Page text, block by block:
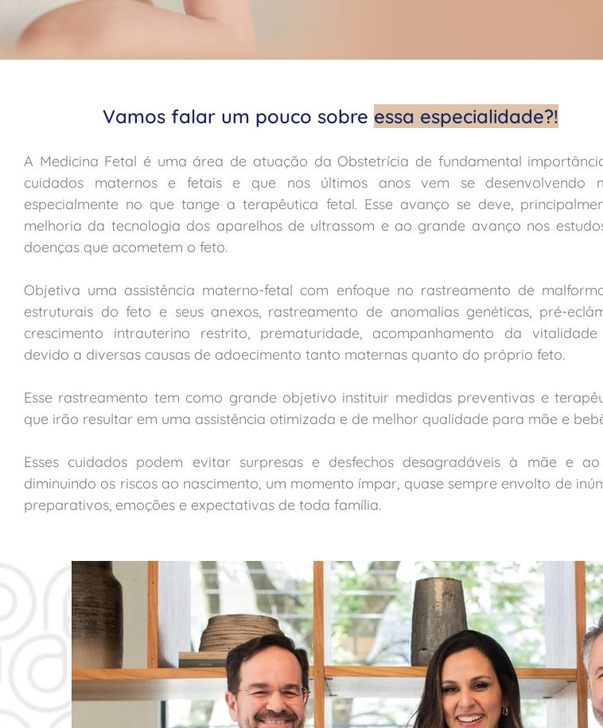
Vamos falar um pouco sobre essa especialidade?!
A Medicina Fetal é uma área de atuação da Obstetrícia de fundamental
cuidados maternos e fetais e que nos últimos anos vem se desenvolvendo
especialmente no que tange a terapêutica fetal. Esse avanço se deve,
melhoria da tecnologia dos aparelhos de ultrassom e ao grande avanço nos
doenças que acometem o feto.
Objetiva uma assistência materno-fetal com enfoque no rastreamento de
estruturais do feto e seus anexos, rastreamento de anomalias genéticas, pré-
crescimento intrauterino restrito, prematuridade, acompanhamento da
devido a diversas causas de adoecimento tanto maternas quanto do próprio feto.
Esse rastreamento tem como grande objetivo instituir medidas preventivas e
que irão resultar em uma assistência otimizada e de melhor qualidade para mãe e
Esses cuidados podem evitar surpresas e desfechos desagradáveis à mãe e
diminuindo os riscos ao nascimento, um momento ímpar, quase sempre envolto de
preparativos, emoções e expectativas de toda família.